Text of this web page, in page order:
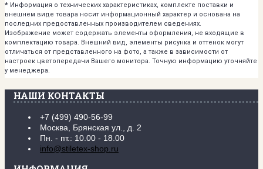
* Информация о технических характеристиках, комплекте поставки и
внешнем виде товара носит информационный характер и основана на
последних предоставленных производителем сведениях.
Изображение может содержать элементы оформления, не входящие в
комплектацию товара. Внешний вид, элементы рисунка и оттенок могут
отличаться от представленного на фото, а также в зависимости от
настроек цветопередачи Вашего монитора. Точную информацию уточняйте
у менеджера.
НАШИ КОНТАКТЫ
+7 (499) 490-56-99
Москва, Брянская ул., д. 2
Пн. - пт.: 10.00 - 18.00
info@stiletex-shop.ru